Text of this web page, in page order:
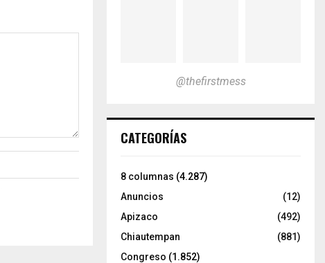
@thefirstmess
CATEGORÍAS
8 columnas (4.287)
Anuncios
(12)
Apizaco
(492)
Chiautempan
(881)
Congreso (1.852)